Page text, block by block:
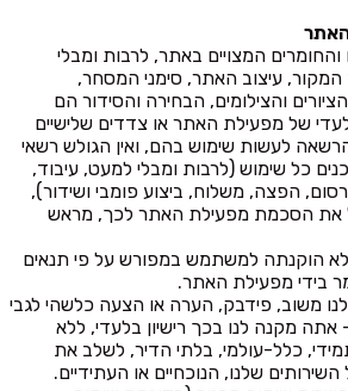
האתר
המצויים באתר, לרבות ומבלי
עיצוב האתר, סימני המסחר,
והצילומים, הבחירה והסידור הם
של מפעילת האתר או צדדים שלישיים
לעשות שימוש בהם, ואין הגולש רשאי
כל שימוש (לרבות ומבלי למעט, עיבוד,
הפצה, משלוח, ביצוע פומבי ושידור),
את הסכמת מפעילת האתר לכך, מראש
הוקנתה למשתמש במפורש על פי תנאים
בידי מפעילת האתר.
משוב, פידבק, הערה או הצעה כלשהי לגבי
אתה מקנה לנו בכך רישיון בלעדי, ללא
כלל-עולמי, בלתי הדיר, לשלב את
שלנו, הנוכחיים או העתידיים.